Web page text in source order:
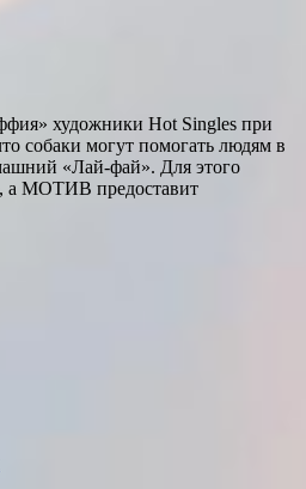
художники Hot Singles при
собаки могут помогать людям в
«Лай-фай». Для этого
а МОТИВ предоставит